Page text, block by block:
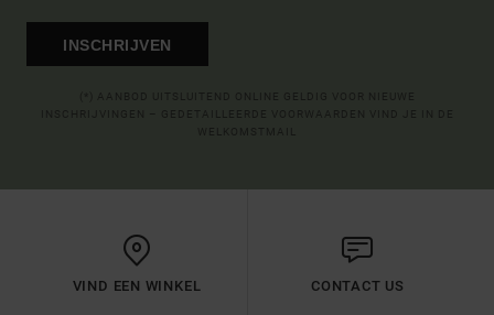
INSCHRIJVEN
VIND EEN WINKEL CONTACT US